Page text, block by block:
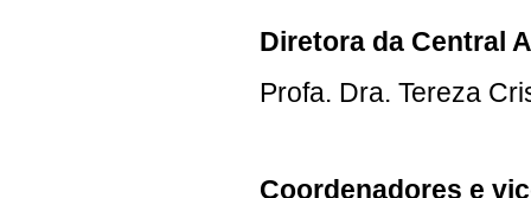
Diretora da Central
Profa. Dra. Tereza
Coordenadores e